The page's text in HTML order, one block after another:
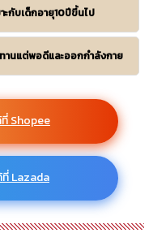
ะกับเด็กอายุ10ปีขึ้นไป
านแต่พอดีและออกกำลังกาย
Shopee
ที่ Lazada